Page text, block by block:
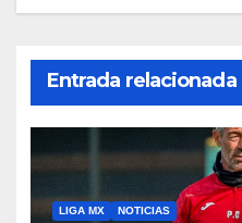
Entrada relacionada
LIGA MX NOTICIAS